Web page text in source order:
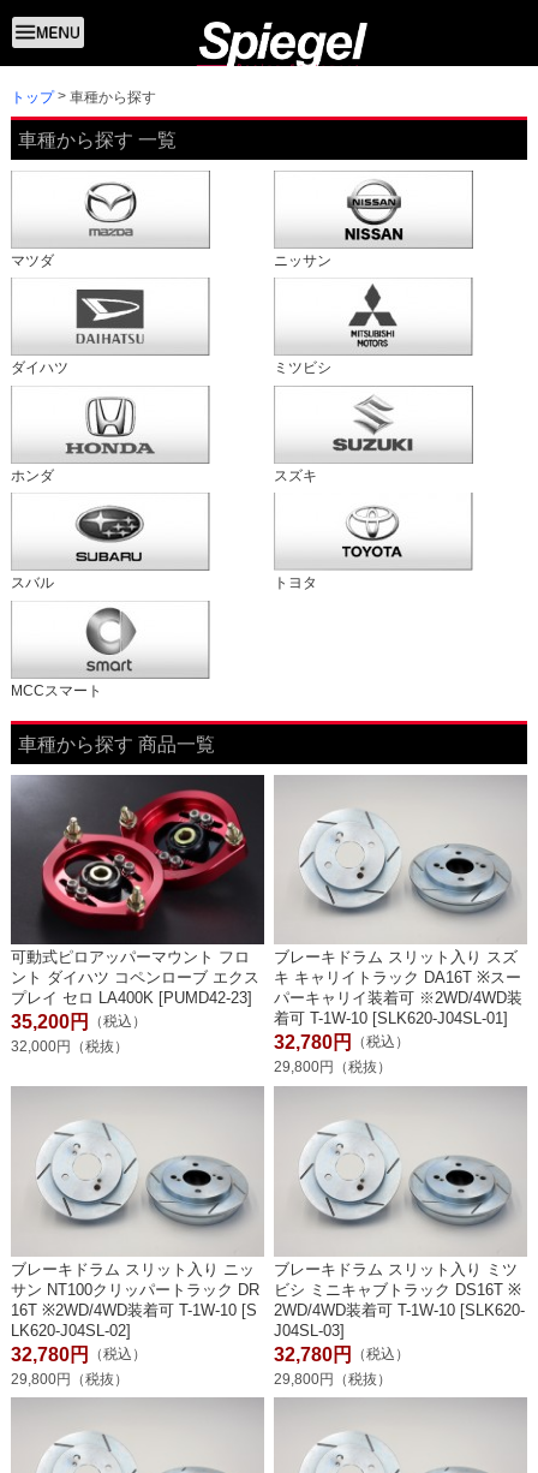
トップ 車種から探す
車種から探す 一覧
マツダ ニッサン
ダイハツ ミツビシ
ホンダ スズキ
スバル トヨタ
MCCスマート
車種から探す 商品一覧
可動式ピロアッパーマウント フロ
ント ダイハツ コペンローブ エクス
プレイ セロ LA400K [PUMD42-23]
35,200円
（税込）
32,000円（税抜）
ブレーキドラム スリット入り スズ
キ キャリイトラック DA16T ※スー
パーキャリイ装着可 ※2WD/4WD装
着可 T-1W-10 [SLK620-J04SL-01]
32,780円
（税込）
29,800円（税抜）
ブレーキドラム スリット入り ニッ
サン NT100クリッパートラック DR
16T ※2WD/4WD装着可 T-1W-10 [S
LK620-J04SL-02]
32,780円
（税込）
29,800円（税抜）
ブレーキドラム スリット入り ミツ
ビシ ミニキャブトラック DS16T ※
2WD/4WD装着可 T-1W-10 [SLK620-
J04SL-03]
32,780円
（税込）
29,800円（税抜）